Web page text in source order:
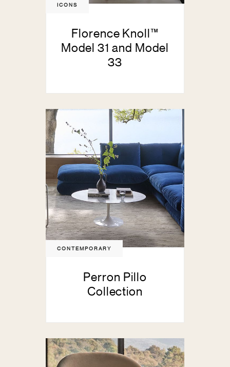
ICONS
Florence Knoll™
Model 31 and Model
33
CONTEMPORARY
Perron Pillo
Collection